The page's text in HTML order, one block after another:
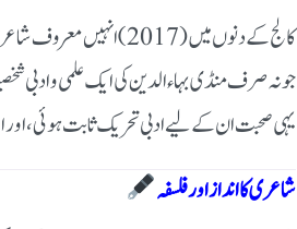
کالج کے دنوں میں (2017) انہیں معروف شاعر
جو نہ صرف منڈی بہاءالدین کی ایک علمی و ادبی
یہی صحبت ان کے لیے ادبی تحریک ثابت ہوئی،
شاعری کا انداز اور فلسفہ